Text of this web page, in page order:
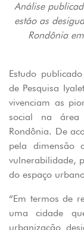
Análise
estão as
Rondônia
Estudo
de Pesquisa
vivenciam as
social na área
Rondônia. De
pela dimensão
vulnerabilidade,
do espaço
“Em termos de
uma cidade
urbanização